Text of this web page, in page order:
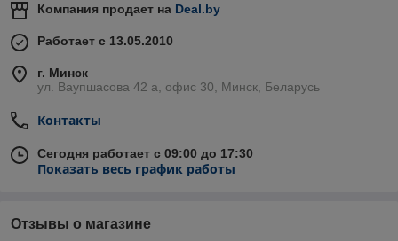
Компания продает на Deal.by
Работает с 13.05.2010
г. Минск
ул. Ваупшасова 42 а, офис 30, Минск, Беларусь
Контакты
Сегодня работает с 09:00 до 17:30
Показать весь график работы
Отзывы о магазине